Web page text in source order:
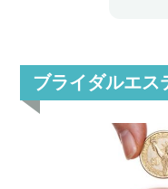
ブライダルエス